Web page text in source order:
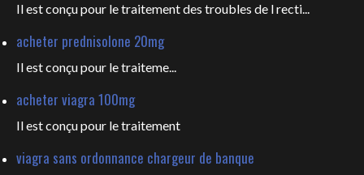
Il est conçu pour le traitement des troubles de l recti...
acheter prednisolone 20mg
Il estconçu pour le traiteme...
acheter viagra 100mg
Il estconçu pour le traitement
viagra sans ordonnance chargeur de banque